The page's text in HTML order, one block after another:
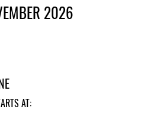
2026
AT: